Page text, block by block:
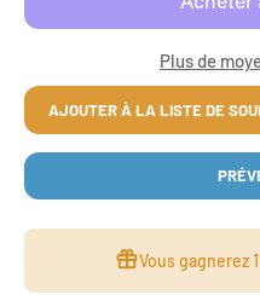
Plus de
AJOUTER À LA LISTE DE
Vous gagnerez